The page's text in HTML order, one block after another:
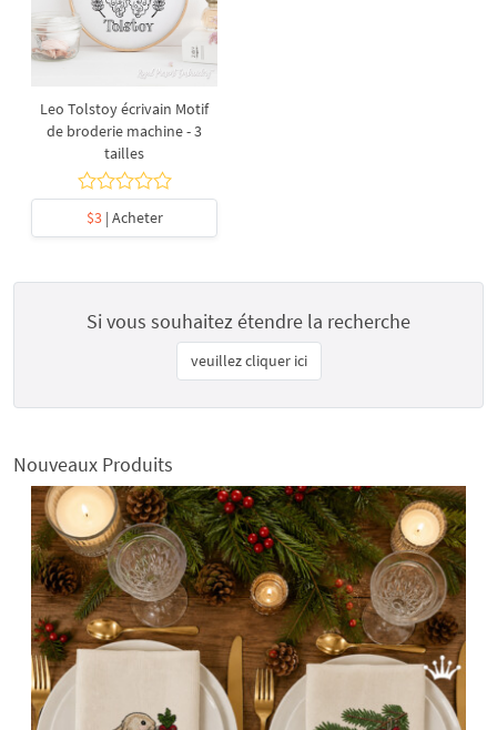
Leo Tolstoy écrivain Motif
de broderie machine - 3
tailles
$3| Acheter
Si vous souhaitez étendre la recherche
veuillez cliquer ici
Nouveaux Produits